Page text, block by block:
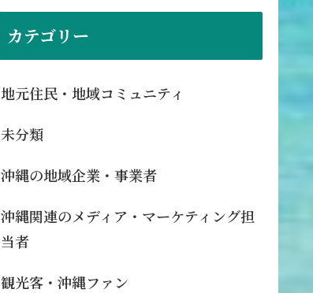
カテゴリー
地元住民・地域コミュニティ
未分類
沖縄の地域企業・事業者
沖縄関連のメディア・マーケティング担
当者
観光客・沖縄ファン